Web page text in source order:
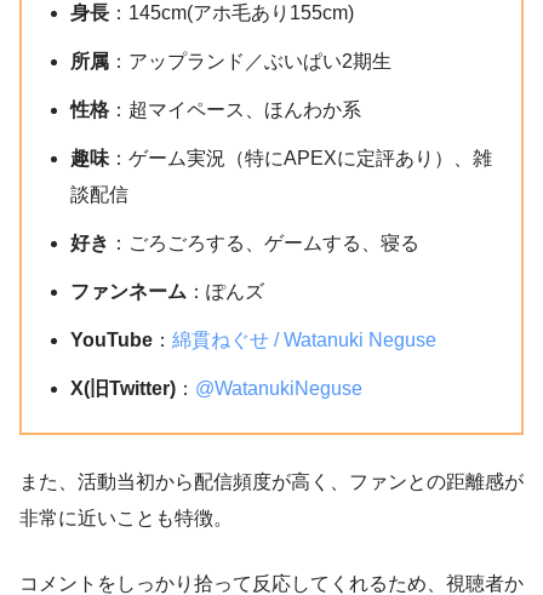
身長 ：145cm(アホ毛あり155cm)
所属 ：アップランド／ぶいぱい2期生
性格 ：超マイペース、ほんわか系
趣味 ：ゲーム実況（特にAPEXに定評あり）、雑
談配信
好き ：ごろごろする、ゲームする、寝る
ファンネーム ：ぽんズ
YouTube ： 綿貫ねぐせ / Watanuki Neguse
X(旧Twitter) ： @WatanukiNeguse
また、活動当初から配信頻度が高く、ファンとの距離感が
非常に近いことも特徴。
コメントをしっかり拾って反応してくれるため、視聴者か